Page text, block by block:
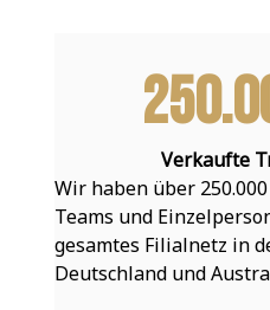
Verkaufte
Wir haben über
Teams und
gesamtes Filialnetz in
Deutschland und